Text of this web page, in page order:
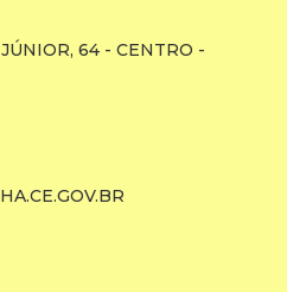
64 - CENTRO -